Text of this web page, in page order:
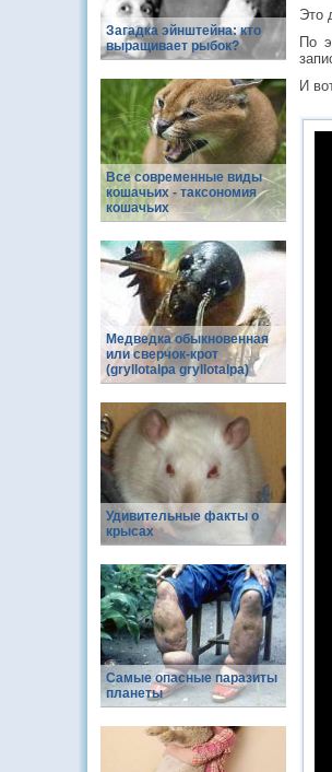
Загадка эйнштейна: кто
выращивает рыбок?
Все современные виды
кошачьих - таксономия
кошачьих
Медведка обыкновенная
или сверчок-крот
(gryllotalpa gryllotalpa)
Удивительные факты о
крысах
Самые опасные паразиты
планеты
Это
По
И